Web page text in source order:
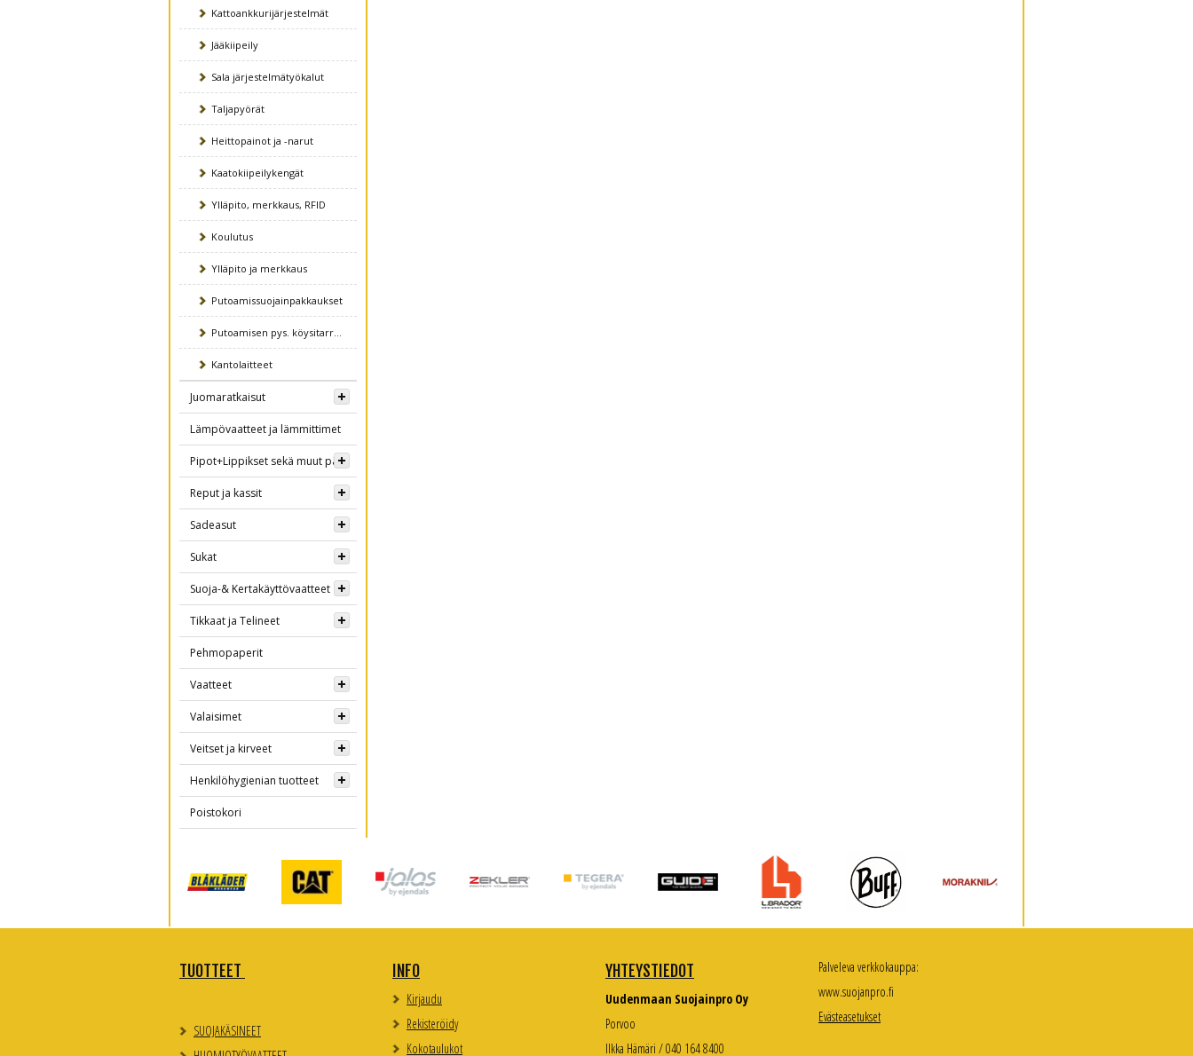
Kattoankkurijärjestelmät
Jääkiipeily
Sala järjestelmätyökalut
Taljapyörät
Heittopainot ja -narut
Kaatokiipeilykengät
Ylläpito, merkkaus, RFID
Koulutus
Ylläpito ja merkkaus
Putoamissuojainpakkaukset
Putoamisen pys. köysitarraimet
Kantolaitteet
Juomaratkaisut
Lämpövaatteet ja lämmittimet
Pipot+Lippikset sekä muut päähineet
Reput ja kassit
Sadeasut
Sukat
Suoja-& Kertakäyttövaatteet
Tikkaat ja Telineet
Pehmopaperit
Vaatteet
Valaisimet
Veitset ja kirveet
Henkilöhygienian tuotteet
Poistokori
TUOTTEET
SUOJAKÄSINEET
INFO
Kirjaudu
Rekisteröidy
Kokotaulukot
YHTEYSTIEDOT
Uudenmaan Suojainpro Oy
Porvoo
Ilkka Hämäri / 040 164 8400
Palveleva verkkokauppa:
www.suojanpro.fi
Evästeasetukset